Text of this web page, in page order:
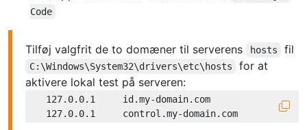
Code
Tilføj valgfrit de to domæner til serverens hosts fil
C:\Windows\System32\drivers\etc\hosts
for at
aktivere lokal test på serveren:
127.0.0.1
     id.my-domain.com
127.0.0.1
     control.my-domain.com